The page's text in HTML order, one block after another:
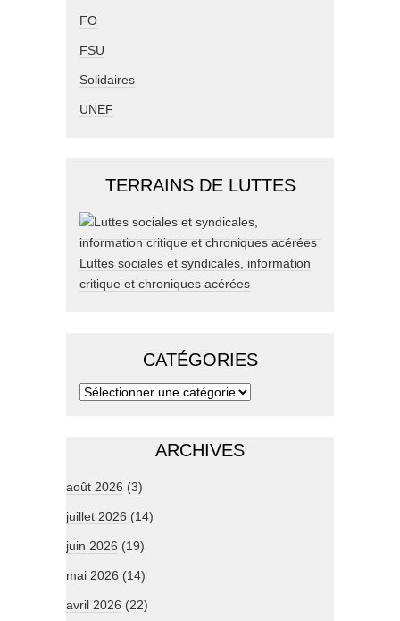
FO
FSU
Solidaires
UNEF
TERRAINS DE LUTTES
Luttes sociales et syndicales, information
critique et chroniques acérées
CATÉGORIES
ARCHIVES
août 2026 (3)
juillet 2026 (14)
juin 2026 (19)
mai 2026 (14)
avril 2026 (22)